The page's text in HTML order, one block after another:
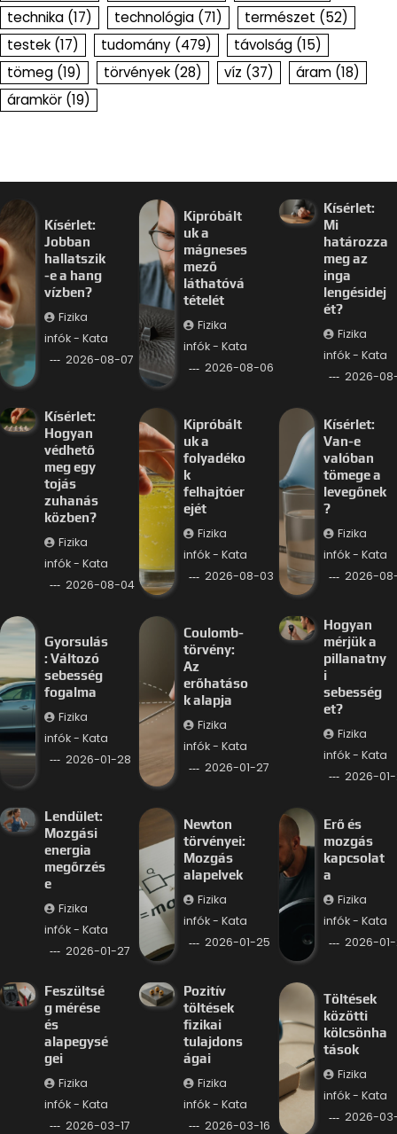
technika (17) technológia (71) természet (52)
testek (17) tudomány (479) távolság (15)
tömeg (19) törvények (28) víz (37) áram (18)
áramkör (19)
Kísérlet:
Jobban
hallatszik
-e a hang
vízben?
Fizika
infók - Kata
2026-08-07
Kipróbált
uk a
mágneses
mező
láthatóvá
tételét
Fizika
infók - Kata
2026-08-06
Kísérlet:
Mi
határozza
meg az
inga
lengésidej
ét?
Fizika
infók - Kata
2026-
Kísérlet:
Hogyan
védhető
meg egy
tojás
zuhanás
közben?
Fizika
infók - Kata
2026-08-04
Kipróbált
uk a
folyadéko
k
felhajtóer
ejét
Fizika
infók - Kata
2026-08-03
Kísérlet:
Van-e
valóban
tömege a
levegőnek
?
Fizika
infók - Kata
2026-
Gyorsulás
: Változó
sebesség
fogalma
Fizika
infók - Kata
2026-01-28
Coulomb-
törvény:
Az
erőhatáso
k alapja
Fizika
infók - Kata
2026-01-27
Hogyan
mérjük a
pillanatny
i
sebesség
et?
Fizika
infók - Kata
2026-
Lendület:
Mozgási
energia
megőrzés
e
Fizika
infók - Kata
2026-01-27
Newton
törvényei:
Mozgás
alapelvek
Fizika
infók - Kata
2026-01-25
Erő és
mozgás
kapcsolat
a
Fizika
infók - Kata
2026-
Feszültsé
g mérése
és
alapegysé
gei
Fizika
infók - Kata
2026-03-17
Pozitív
töltések
fizikai
tulajdons
ágai
Fizika
infók - Kata
2026-03-16
Töltések
közötti
kölcsönha
tások
Fizika
infók - Kata
2026-